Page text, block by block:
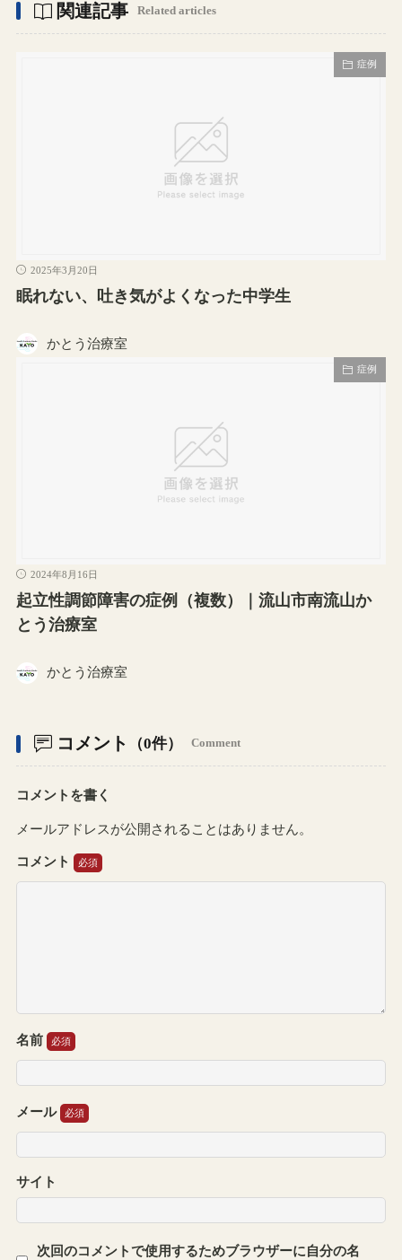
関連記事 Related articles
症例
2025年3月20日
眠れない、吐き気がよくなった中学生
かとう治療室
症例
2024年8月16日
起立性調節障害の症例（複数）｜流山市南流山か
とう治療室
かとう治療室
コメント （0件） Comment
コメントを書く
メールアドレスが公開されることはありません。
コメント
名前
メール
サイト
次回のコメントで使用するためブラウザーに自分の名